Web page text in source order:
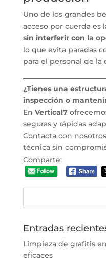
Uno de los grandes
acceso por cuerda
sin interferir con la
lo que evita paradas
para el personal de la
¿Tienes una
inspección o
En Vertical7
seguras y rápidas
Contacta con
técnica sin
Comparte:
Entradas
Limpieza de grafitis
eficaces